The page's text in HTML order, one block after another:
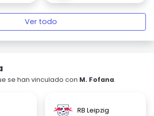
Ver todo
se han vinculado con M. Fofana.
RB Leipzig